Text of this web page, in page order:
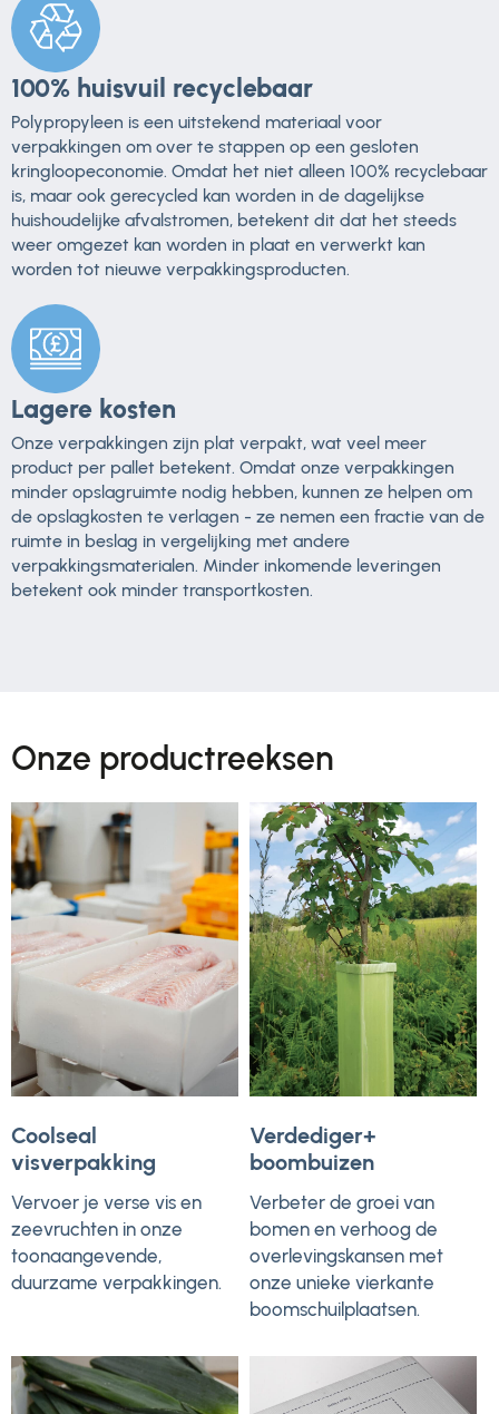
100% huisvuil recyclebaar
Polypropyleen is een uitstekend materiaal voor
verpakkingen om over te stappen op een gesloten
kringloopeconomie. Omdat het niet alleen 100% recyclebaar
is, maar ook gerecycled kan worden in de dagelijkse
huishoudelijke afvalstromen, betekent dit dat het steeds
weer omgezet kan worden in plaat en verwerkt kan
worden tot nieuwe verpakkingsproducten.
Lagere kosten
Onze verpakkingen zijn plat verpakt, wat veel meer
product per pallet betekent. Omdat onze verpakkingen
minder opslagruimte nodig hebben, kunnen ze helpen om
de opslagkosten te verlagen - ze nemen een fractie van de
ruimte in beslag in vergelijking met andere
verpakkingsmaterialen. Minder inkomende leveringen
betekent ook minder transportkosten.
Onze productreeksen
Coolseal
visverpakking
Vervoer je verse vis en
zeevruchten in onze
toonaangevende,
duurzame verpakkingen.
Verdediger+
boombuizen
Verbeter de groei van
bomen en verhoog de
overlevingskansen met
onze unieke vierkante
boomschuilplaatsen.